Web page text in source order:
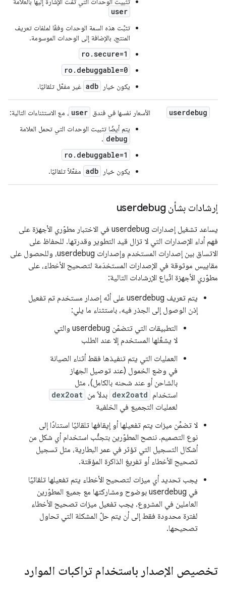
user
تثبِّت هذه السمة الوحدات وفقًا لملفات تعريف
المنتج، بالإضافة إلى الوحدات الموسومة.
ro.secure=1
ro.debuggable=0
يكون خيار adb غير مفعَّل تلقائيًا.
userdebug الأسعار نفسها في فندق user ، مع الاستثناءات التالية:
يتم أيضًا تثبيت الوحدات التي تحمل العلامة
debug
.
ro.debuggable=1
يكون خيار adb مفعَّلاً تلقائيًا.
إرشادات بشأن userdebug
يساعد تشغيل إصدارات userdebug في الاختبار مطوّري الأجهزة على
فهم أداء الإصدارات التي لا تزال قيد التطوير وقدرتها. للحفاظ على
الاتساق بين إصدارات المستخدم وإصدارات userdebug، وللحصول على
مقاييس موثوقة في الإصدارات المستخدَمة لتصحيح الأخطاء، على
مطوّري الأجهزة اتّباع الإرشادات التالية:
يتم تعريف userdebug على أنّه إصدار مستخدم تم تفعيل
إذن الوصول إلى الجذر فيه، باستثناء ما يلي:
التطبيقات التي تتضمّن userdebug والتي
لا يشغّلها المستخدم إلا عند الطلب
العمليات التي يتم تنفيذها فقط أثناء الصيانة
في وضع الخمول (عند توصيل الجهاز
بالشاحن أو عند شحنه بالكامل)، مثل
استخدام dex2oatd بدلاً من dex2oat
لعمليات التجميع في الخلفية
لا تضمِّن ميزات يتم تفعيلها أو إيقافها تلقائيًا استنادًا إلى
نوع التصميم. ننصح المطوّرين بتجنُّب استخدام أي شكل من
أشكال التسجيل التي تؤثر في عمر البطارية، مثل تسجيل
تصحيح الأخطاء أو تفريغ الذاكرة المؤقتة.
يجب تحديد أي ميزات لتصحيح الأخطاء يتم تفعيلها تلقائيًا
في userdebug بوضوح ومشاركتها مع جميع المطوّرين
العاملين في المشروع. يجب تفعيل ميزات تصحيح الأخطاء
لفترة محدودة فقط إلى أن يتم حلّ المشكلة التي تحاول
تصحيحها.
تخصيص الإصدار باستخدام تراكبات الموارد